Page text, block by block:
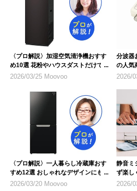
〈プロ解説〉加湿空気清浄機おすす
め10選 花粉やハウスダストだけで
なく乾燥対策にも
2026/03/25 Moovoo
分波器
の人気
2026/
〈プロ解説〉一人暮らし冷蔵庫おす
すめ12選 おしゃれなデザインにも
注目
2026/03/20 Moovoo
静音ミ
ず楽し
も紹介
2026/